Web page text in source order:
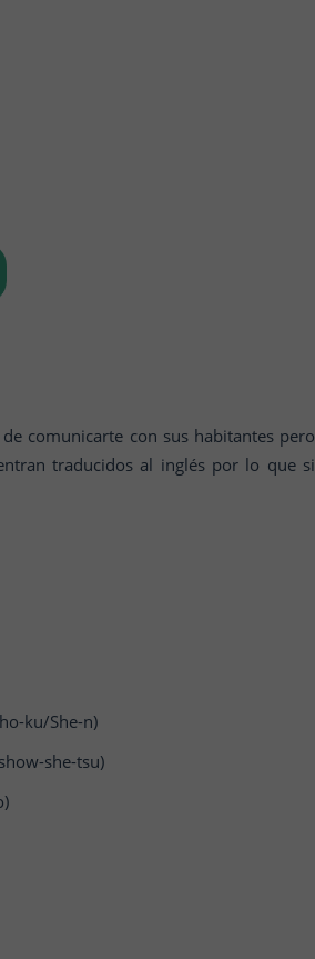
comunicarte con sus habitantes pero
traducidos al inglés por lo que si
ku/She-n)
she-tsu)